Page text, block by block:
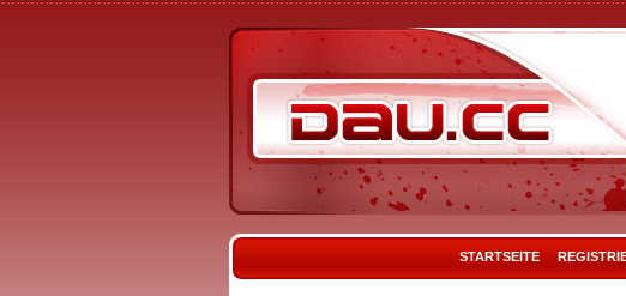
STARTSEITE